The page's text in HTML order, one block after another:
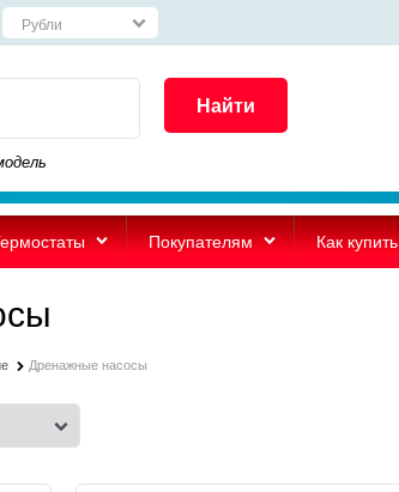
Найти
Покупателям Как купить
Дренажные насосы